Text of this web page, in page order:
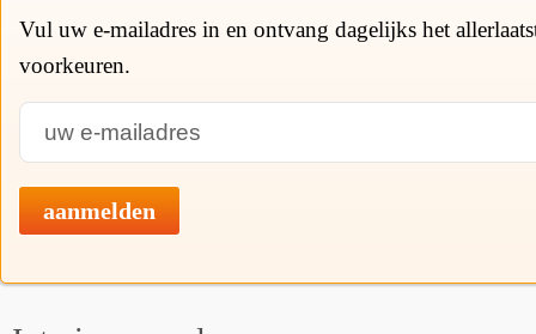
Vul uw e-mailadres in en ontvang dagelijks het
voorkeuren.
aanmelden